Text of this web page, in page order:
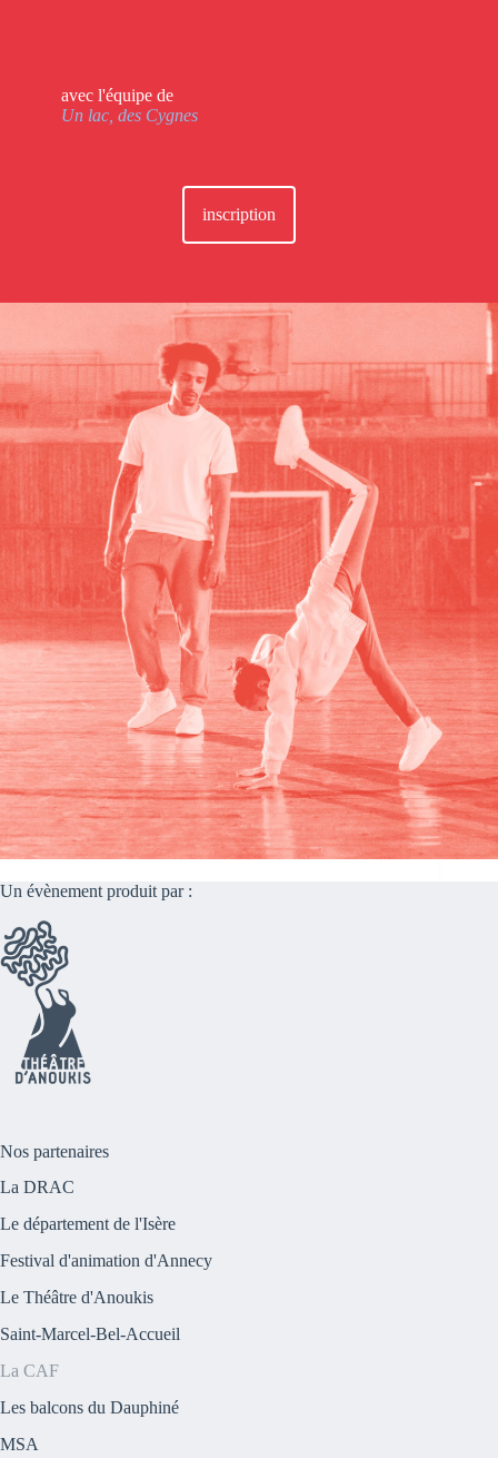
avec l'équipe de
Un lac, des Cygnes
inscription
Un évènement produit par :
Nos partenaires
La DRAC
Le département de l'Isère
Festival d'animation d'Annecy
Le Théâtre d'Anoukis
Saint-Marcel-Bel-Accueil
La CAF
Les balcons du Dauphiné
MSA